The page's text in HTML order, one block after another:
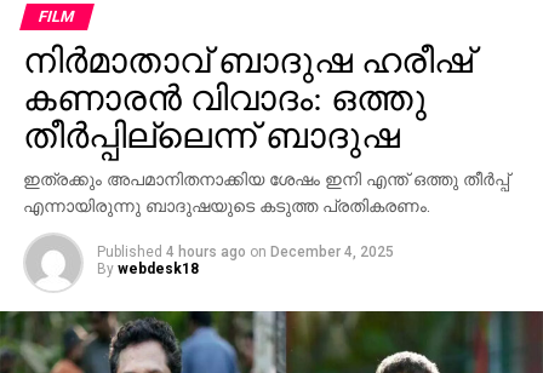
FILM
നിര്‍മാതാവ് ബാദുഷ ഹരീഷ്
കണാരന്‍ വിവാദം: ഒത്തു
തീര്‍പ്പില്ലെന്ന് ബാദുഷ
ഇത്രക്കും അപമാനിതനാക്കിയ ശേഷം ഇനി എന്ത് ഒത്തു തീര്‍പ്പ്
എന്നായിരുന്നു ബാദുഷയുടെ കടുത്ത പ്രതികരണം.
Published 4 hours ago on December 4, 2025
By webdesk18